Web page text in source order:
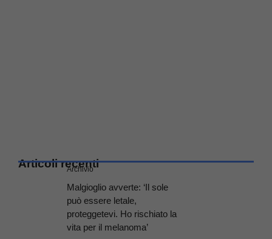
Articoli recenti
Archivio
Malgioglio avverte: ‘Il sole
può essere letale,
proteggetevi. Ho rischiato la
vita per il melanoma’